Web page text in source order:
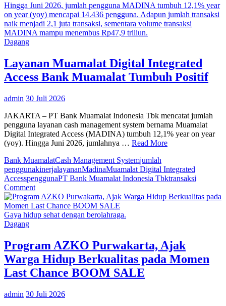
Muamalat
Raih
Penghargaan
Indonesia
Top
Leader
2026
Hingga Juni 2026, jumlah pengguna MADINA tumbuh 12,1% year
on year (yoy) mencapai 14.436 pengguna. Adapun jumlah transaksi
naik menjadi 2,1 juta transaksi, sementara volume transaksi
MADINA mampu menembus Rp47,9 triliun.
Dagang
Layanan Muamalat Digital Integrated
Access Bank Muamalat Tumbuh Positif
admin 30 Juli 2026
JAKARTA – PT Bank Muamalat Indonesia Tbk mencatat jumlah
pengguna layanan cash management system bernama Muamalat
Digital Integrated Access (MADINA) tumbuh 12,1% year on year
(yoy). Hingga Juni 2026, jumlahnya … Read More
Bank MuamalatCash Management Systemjumlah
penggunakinerjalayananMadinaMuamalat Digital Integrated
AccesspenggunaPT Bank Muamalat Indonesia Tbktransaksi
Commenton
Layanan
Muamalat
Digital
Muamalat
Tumbuh
Positif
Gaya hidup sehat dengan berolahraga.
Dagang
Program AZKO Purwakarta, Ajak
Warga Hidup Berkualitas pada Momen
Last Chance BOOM SALE
admin 30 Juli 2026